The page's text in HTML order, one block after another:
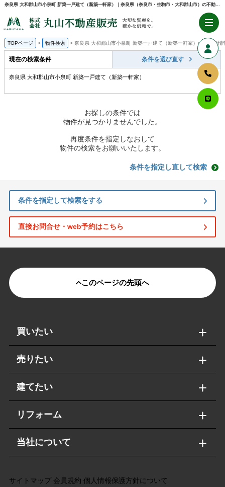
奈良県 大和郡山市小泉町 新築一戸建て（新築一軒家）｜奈良県（奈良市・生駒市・大和郡山市）の不動産売却・購入のことなら株式会社丸山不動産販売
TOPページ 物件検索 奈良県 大和郡山市小泉町 新築一戸建て（新築一軒家）の不動産情
現在の検索条件 条件を選び直す
奈良県 大和郡山市小泉町 新築一戸建て（新築一軒家）
お探しの条件では
物件が見つかりませんでした。
再度条件を指定しなおして
物件の検索をお願いいたします。
条件を指定し直して検索
条件を指定して検索をする
直接お問合せ・web予約はこちら
このページの先頭へ
買いたい
売りたい
建てたい
リフォーム
当社について
サイトマップ 会員規約 個人情報保護方針について